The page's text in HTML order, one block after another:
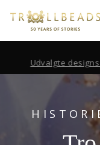
content
Udvalgte designs